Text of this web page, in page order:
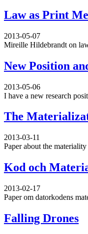
Law as Print
2013-05-07
Mireille Hildebrandt on
New Position
2013-05-06
I have a new research
The
2013-03-11
Paper about the
Kod och
2013-02-17
Paper om datorkodens
Falling Drones